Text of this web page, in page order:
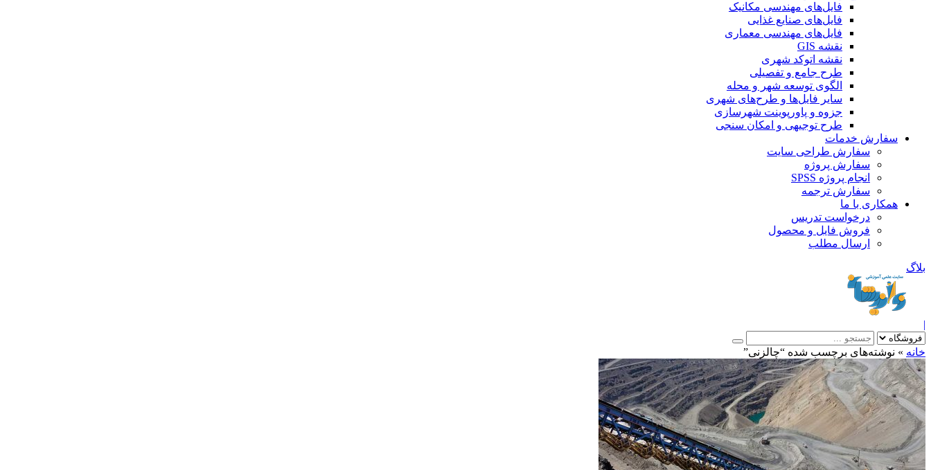
فایل‌های مهندسی مکانیک
فایل‌های صنایع غذایی
فایل‌های مهندسی معماری
نقشه GIS
نقشه اتوکد شهری
طرح جامع و تفصیلی
الگوی توسعه شهر و محله
سایر فایل‌ها و طرح‌های شهری
جزوه و پاورپوینت شهرسازی
طرح توجیهی و امکان سنجی
سفارش خدمات
سفارش طراحی سایت
سفارش پروژه
انجام پروژه SPSS
سفارش ترجمه
همکاری با ما
درخواست تدریس
فروش فایل و محصول
ارسال مطلب
بلاگ
|
خانه » نوشته‌های برچسب شده “چالزنی”